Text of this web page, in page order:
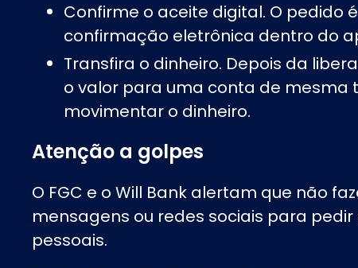
Confirme o aceite digital. O pedido
confirmação eletrônica dentro do
Transfira o dinheiro. Depois da
o valor para uma conta de mesma
movimentar o dinheiro.
Atenção a golpes
O FGC e o Will Bank alertam que não
mensagens ou redes sociais para
pessoais.